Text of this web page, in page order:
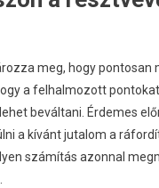
meg, hogy pontosan
a felhalmozott
beváltani. Érdemes
a kívánt jutalom a
számítás azonnal